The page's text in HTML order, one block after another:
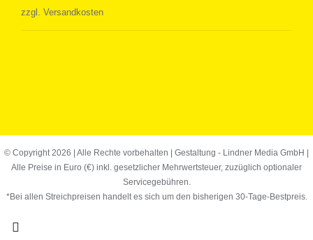
zzgl. Versandkosten
© Copyright 2026 | Alle Rechte vorbehalten | Gestaltung - Lindner Media GmbH |
Alle Preise in Euro (€) inkl. gesetzlicher Mehrwertsteuer, zuzüglich optionaler
Servicegebühren.
*Bei allen Streichpreisen handelt es sich um den bisherigen 30-Tage-Bestpreis.
Facebook